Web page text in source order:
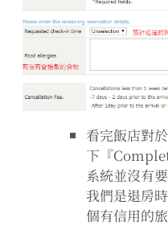
看完飯店對
下『
系統並沒有
我們是退房
個有信用的